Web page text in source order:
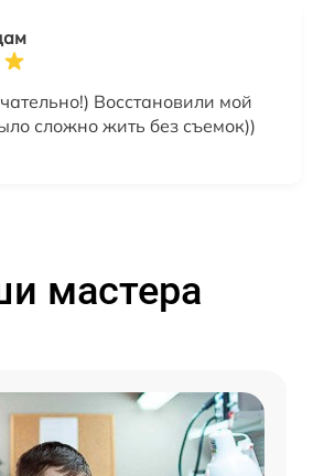
Восстановили мой
сложно жить без съемок))
мастера